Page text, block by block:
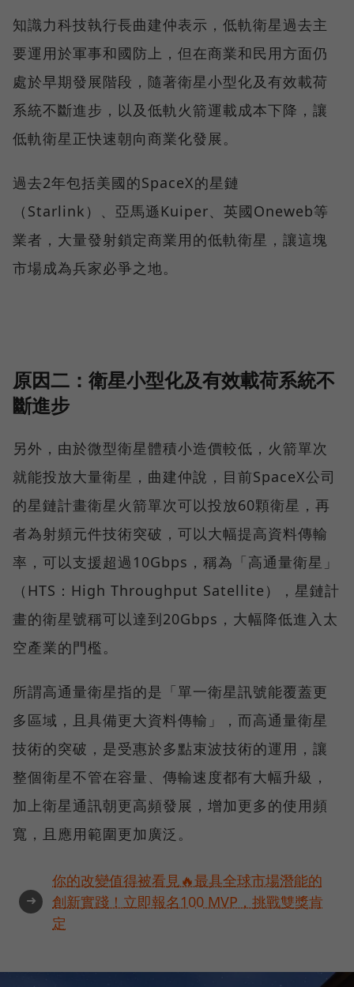
知識力科技執行長曲建仲表示，低軌衛星過去主
要運用於軍事和國防上，但在商業和民用方面仍
處於早期發展階段，隨著衛星小型化及有效載荷
系統不斷進步，以及低軌火箭運載成本下降，讓
低軌衛星正快速朝向商業化發展。
過去2年包括美國的SpaceX的星鏈
（Starlink）、亞馬遜Kuiper、英國Oneweb等
業者，大量發射鎖定商業用的低軌衛星，讓這塊
市場成為兵家必爭之地。
原因二：衛星小型化及有效載荷系統不
斷進步
另外，由於微型衛星體積小造價較低，火箭單次
就能投放大量衛星，曲建仲說，目前SpaceX公司
的星鏈計畫衛星火箭單次可以投放60顆衛星，再
者為射頻元件技術突破，可以大幅提高資料傳輸
率，可以支援超過10Gbps，稱為「高通量衛星」
（HTS：High Throughput Satellite），星鏈計
畫的衛星號稱可以達到20Gbps，大幅降低進入太
空產業的門檻。
所謂高通量衛星指的是「單一衛星訊號能覆蓋更
多區域，且具備更大資料傳輸」，而高通量衛星
技術的突破，是受惠於多點束波技術的運用，讓
整個衛星不管在容量、傳輸速度都有大幅升級，
加上衛星通訊朝更高頻發展，增加更多的使用頻
寬，且應用範圍更加廣泛。
➜
你的改變值得被看見🔥最具全球市場潛能的
創新實踐！立即報名100 MVP，挑戰雙獎肯
定